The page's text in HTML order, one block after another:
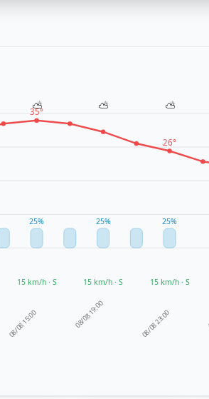
25% 25% 25%
35°
26°
⛅
15 km/h · S
08/08 15:00
⛅
15 km/h · S
08/08 19:00
⛅
15 km/h · S
08/08 23:00